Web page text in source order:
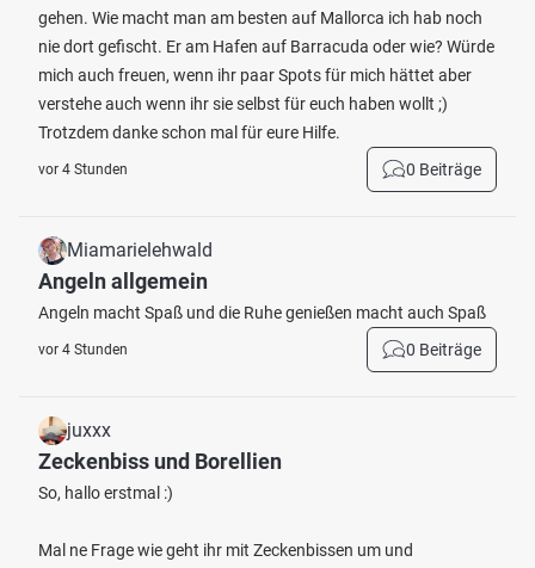
gehen. Wie macht man am besten auf Mallorca ich hab noch
nie dort gefischt. Er am Hafen auf Barracuda oder wie? Würde
mich auch freuen, wenn ihr paar Spots für mich hättet aber
verstehe auch wenn ihr sie selbst für euch haben wollt ;)
Trotzdem danke schon mal für eure Hilfe.
vor 4 Stunden 0 Beiträge
Miamarielehwald
Angeln allgemein
Angeln macht Spaß und die Ruhe genießen macht auch Spaß
vor 4 Stunden 0 Beiträge
juxxx
Zeckenbiss und Borellien
So, hallo erstmal :)
Mal ne Frage wie geht ihr mit Zeckenbissen um und